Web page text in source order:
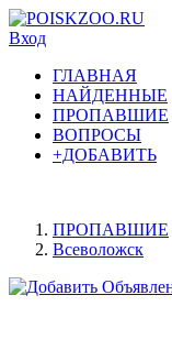
Вход
ГЛАВНАЯ
НАЙДЕННЫЕ
ПРОПАВШИЕ
ВОПРОСЫ
+ДОБАВИТЬ
ПРОПАВШИЕ
Всеволожск